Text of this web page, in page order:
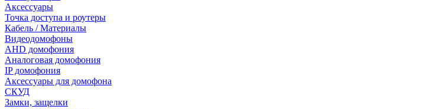
Аксессуары
Точка доступа и роутеры
Кабель / Материалы
Видеодомофоны
AHD домофония
Аналоговая домофония
IP домофония
Аксессуары для домофона
СКУД
Замки, защелки